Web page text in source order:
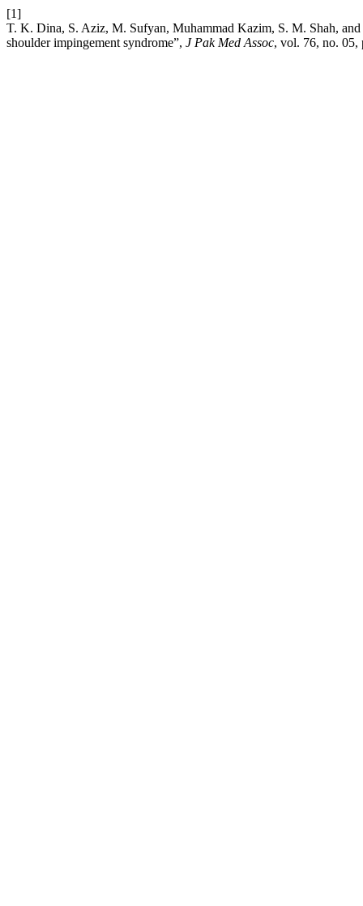
[1]
T. K. Dina, S. Aziz, M. Sufyan, Muhammad Kazim, S. M. Shah,
shoulder impingement syndrome”, J Pak Med Assoc, vol. 76, no. 05,